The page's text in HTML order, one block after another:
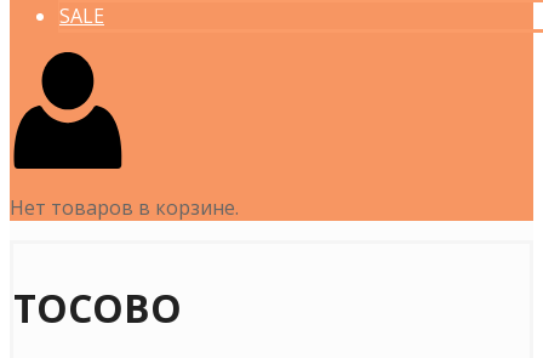
SALE
Нет товаров в корзине.
TOCOBO